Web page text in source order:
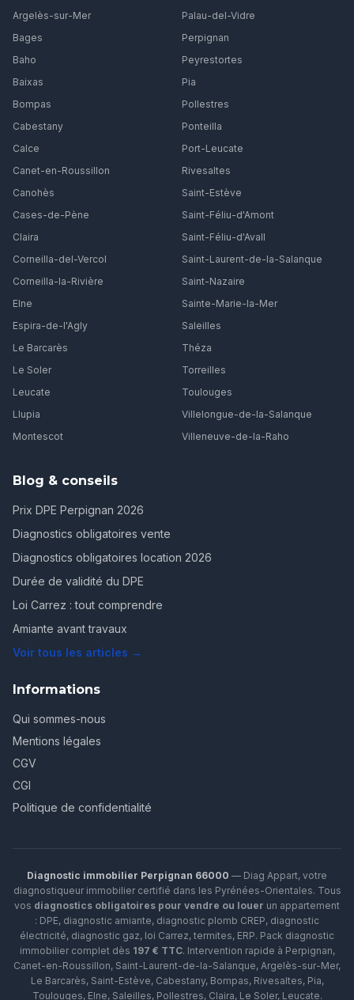
Argelès-sur-Mer
Bages
Baho
Baixas
Bompas
Cabestany
Calce
Canet-en-Roussillon
Canohès
Cases-de-Pène
Claira
Corneilla-del-Vercol
Corneilla-la-Rivière
Elne
Espira-de-l'Agly
Le Barcarès
Le Soler
Leucate
Llupia
Montescot
Palau-del-Vidre
Perpignan
Peyrestortes
Pia
Pollestres
Ponteilla
Port-Leucate
Rivesaltes
Saint-Estève
Saint-Féliu-d'Amont
Saint-Féliu-d'Avall
Saint-Laurent-de-la-Salanque
Saint-Nazaire
Sainte-Marie-la-Mer
Saleilles
Théza
Torreilles
Toulouges
Villelongue-de-la-Salanque
Villeneuve-de-la-Raho
Blog & conseils
Prix DPE Perpignan 2026
Diagnostics obligatoires vente
Diagnostics obligatoires location 2026
Durée de validité du DPE
Loi Carrez : tout comprendre
Amiante avant travaux
Voir tous les articles →
Informations
Qui sommes-nous
Mentions légales
CGV
CGI
Politique de confidentialité
Diagnostic immobilier Perpignan 66000 — Diag Appart, votre
diagnostiqueur immobilier certifié dans les Pyrénées-Orientales. Tous
vos diagnostics obligatoires pour vendre ou louer un appartement
: DPE, diagnostic amiante, diagnostic plomb CREP, diagnostic
électricité, diagnostic gaz, loi Carrez, termites, ERP. Pack diagnostic
immobilier complet dès 197 € TTC. Intervention rapide à Perpignan,
Canet-en-Roussillon, Saint-Laurent-de-la-Salanque, Argelès-sur-Mer,
Le Barcarès, Saint-Estève, Cabestany, Bompas, Rivesaltes, Pia,
Toulouges, Elne, Saleilles, Pollestres, Claira, Le Soler, Leucate.